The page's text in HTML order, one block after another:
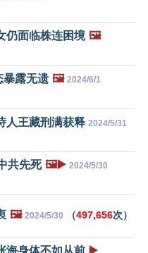
仍面临株连困境 🖼️
暴露无遗 🖼️ 2024/6/1
人王藏刑满获释 2024/5/31
共先死 🖼️▶️ 2024/5/30
🖼️ 2024/5/30 （497,656次）